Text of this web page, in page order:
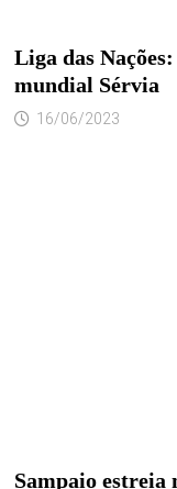
Liga das
mundial Sérvia
16/06/2023
Sampaio estreia